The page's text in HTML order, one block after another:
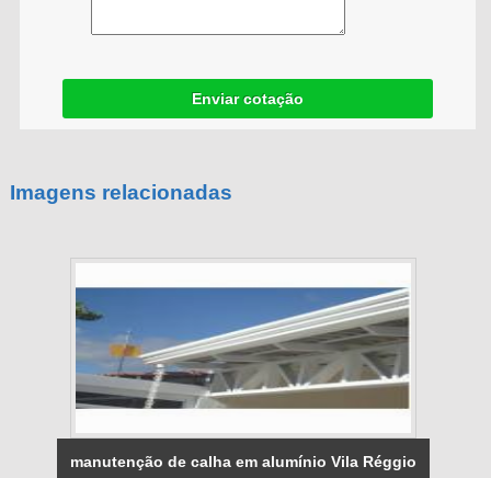
Enviar cotação
Imagens relacionadas
manutenção de calha em alumínio Vila Réggio